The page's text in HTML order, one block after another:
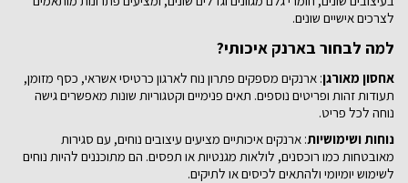
לצרכים אישיים שונים.
למה לבחור בארנק איכותי?
אחסון מאורגן: ארנקים מספקים פתרון נוח לארגון כרטיסי אשראי, כסף מזומן,
תעודות זהות ופריטים נוספים. תאים פנימיים וקטגוריות שונות מאפשרים גישה
נוחה לכל פריט.
נוחות ושימושיות: ארנקים איכותיים מציעים עיצובים נוחים, עם סגירות
מאובטחות כמו רוכסנים, לולאות מגנטיות או תפסים. הם מתוכננים להיות נוחים
לשימוש יומיומי ולהתאים לכיסים או לתיקים.